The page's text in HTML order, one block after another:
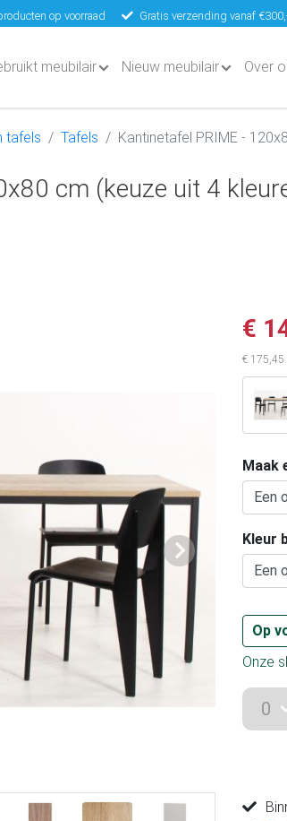
op voorraad Gratis verzending vanaf
meubilair Nieuw meubilair Over
tafels Tafels Kantinetafel PRIME -
cm (keuze uit 4
Volgende
€
€ 175,45
Maak
Kleur
Op
Onze